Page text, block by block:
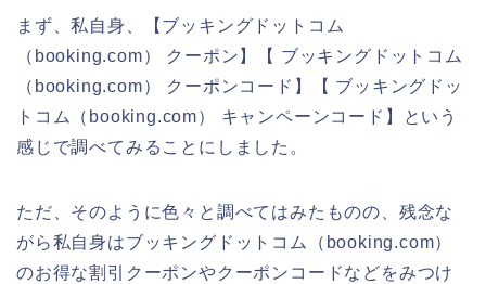
まず、私自身、【ブッキングドットコム
（booking.com） クーポン】【 ブッキングドットコム
（booking.com） クーポンコード】【 ブッキングドッ
トコム（booking.com） キャンペーンコード】という
感じで調べてみることにしました。
ただ、そのように色々と調べてはみたものの、残念な
がら私自身はブッキングドットコム（booking.com）
のお得な割引クーポンやクーポンコードなどをみつけ